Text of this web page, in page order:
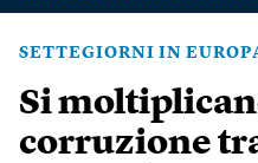
SETTEGIORNI IN
Si
corruzione